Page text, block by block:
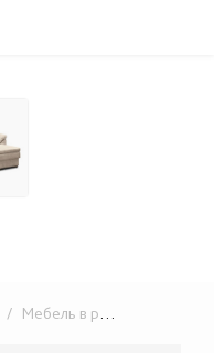
/ Мебель в розницу